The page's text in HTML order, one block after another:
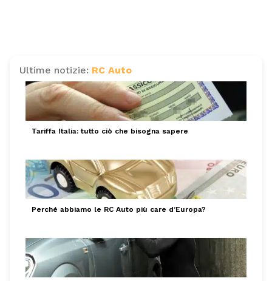
Ultime notizie: RC Auto
Tariffa Italia: tutto ciò che bisogna sapere
Perché abbiamo le RC Auto più care d’Europa?